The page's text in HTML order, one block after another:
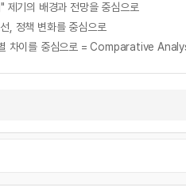
제기의 배경과 전망을 중심으로
, 정책 변화를 중심으로